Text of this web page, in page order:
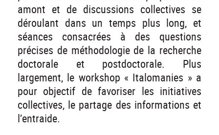
amont et de discussions collectives se
déroulant dans un temps plus long, et
séances consacrées à des questions
précises de méthodologie de la recherche
doctorale et postdoctorale. Plus
largement, le workshop « Italomanies » a
pour objectif de favoriser les initiatives
collectives, le partage des informations et
l’entraide.